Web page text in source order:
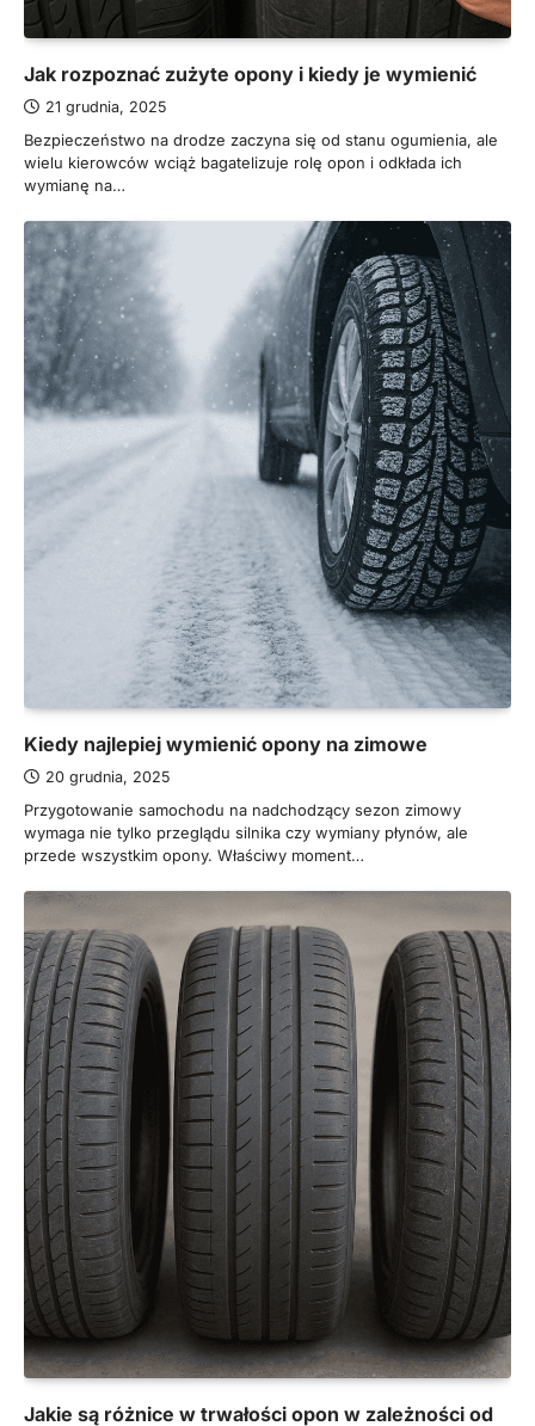
Jak rozpoznać zużyte opony i kiedy je wymienić
21 grudnia, 2025
Bezpieczeństwo na drodze zaczyna się od stanu ogumienia, ale
wielu kierowców wciąż bagatelizuje rolę opon i odkłada ich
wymianę na…
Kiedy najlepiej wymienić opony na zimowe
20 grudnia, 2025
Przygotowanie samochodu na nadchodzący sezon zimowy
wymaga nie tylko przeglądu silnika czy wymiany płynów, ale
przede wszystkim opony. Właściwy moment…
Jakie są różnice w trwałości opon w zależności od